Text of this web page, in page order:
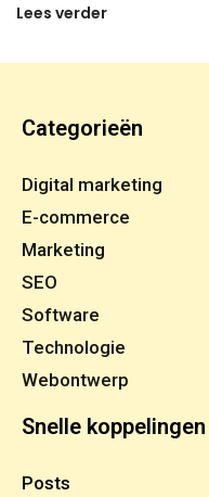
Lees verder
Categorieën
Digital marketing
E-commerce
Marketing
SEO
Software
Technologie
Webontwerp
Snelle koppelingen
Posts